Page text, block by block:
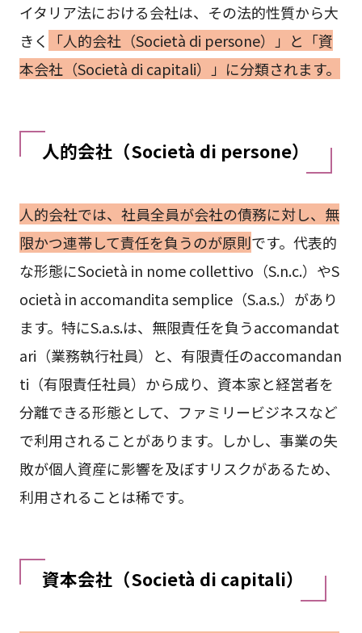
イタリア法における会社は、その法的性質から大
きく
「人的会社（Società di persone）」と「資
本会社（Società di capitali）」に分類されます。
人的会社（Società di persone）
人的会社では、社員全員が会社の債務に対し、無
限かつ連帯して責任を負うのが原則です。代表的
な形態にSocietà in nome collettivo（S.n.c.）やS
ocietà in accomandita semplice（S.a.s.）があり
ます。特にS.a.s.は、無限責任を負うaccomandat
ari（業務執行社員）と、有限責任のaccomandan
ti（有限責任社員）から成り、資本家と経営者を
分離できる形態として、ファミリービジネスなど
で利用されることがあります。しかし、事業の失
敗が個人資産に影響を及ぼすリスクがあるため、
利用されることは稀です。
資本会社（Società di capitali）